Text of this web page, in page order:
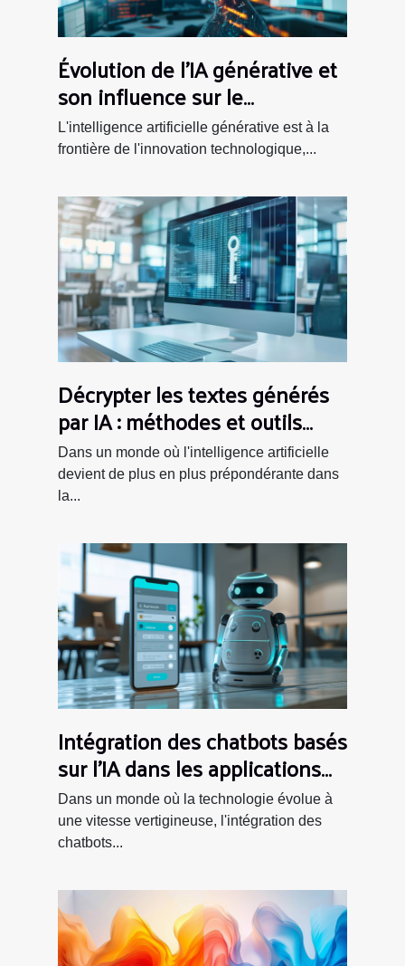
Évolution de l'IA générative et
son influence sur le
développement logiciel
L'intelligence artificielle générative est à la
frontière de l'innovation technologique,...
Décrypter les textes générés
par IA : méthodes et outils
essentiels
Dans un monde où l'intelligence artificielle
devient de plus en plus prépondérante dans
la...
Intégration des chatbots basés
sur l'IA dans les applications
mobiles et la communication
en ligne
Dans un monde où la technologie évolue à
une vitesse vertigineuse, l'intégration des
chatbots...